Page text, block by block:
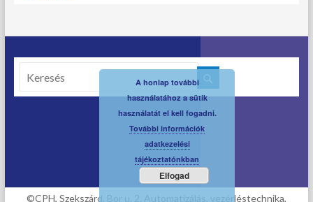
©CPH, Szekszárd, Bor u. 2. Automatizálás, vezérléstechnika,
A honlap további
használatához a sütik
használatát el kell fogadni.
További információk
adatkezelési
tájékoztatónkban
Elfogad